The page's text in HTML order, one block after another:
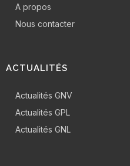
A propos
Nous contacter
ACTUALITÉS
Actualités GNV
Actualités GPL
Actualités GNL